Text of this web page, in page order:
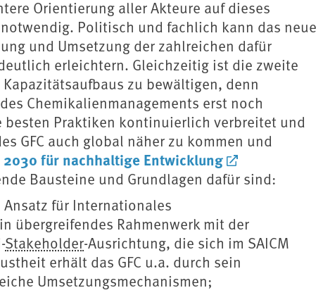
Orientierung aller Akteure auf dieses
Politisch und fachlich kann das neue
und Umsetzung der zahlreichen dafür
erleichtern. Gleichzeitig ist die zweite
zu bewältigen, denn
Chemikalienmanagements erst noch
Praktiken kontinuierlich verbreitet und
GFC auch global näher zu kommen und
2030 für nachhaltige Entwicklung
Bausteine und Grundlagen dafür sind:
Ansatz für Internationales
übergreifendes Rahmenwerk mit der
Stakeholder-Ausrichtung, die sich im SAICM
erhält das GFC u.a. durch sein
Umsetzungsmechanismen;